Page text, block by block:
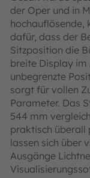
der Oper und in
hochauflösende,
dafür, dass der
Sitzposition die
breite Display im
unbegrenzte
sorgt für vollen
Parameter. Das
544 mm
praktisch überall
lassen sich über
Ausgänge